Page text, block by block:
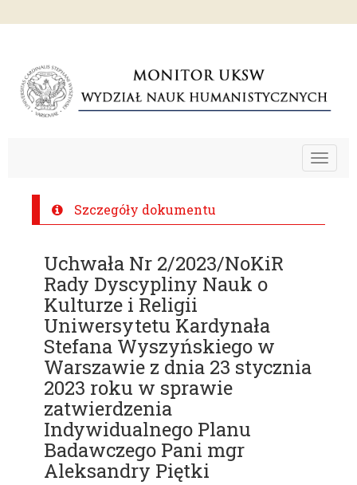
Toggle
Szczegóły dokumentu
Uchwała Nr 2/2023/NoKiR
Rady Dyscypliny Nauk o
Kulturze i Religii
Uniwersytetu Kardynała
Stefana Wyszyńskiego w
Warszawie z dnia 23 stycznia
2023 roku w sprawie
zatwierdzenia
Indywidualnego Planu
Badawczego Pani mgr
Aleksandry Piętki